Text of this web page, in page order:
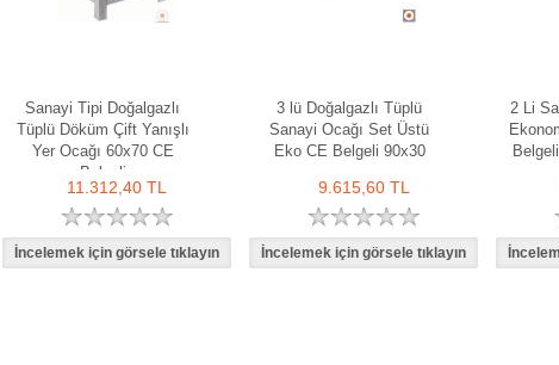
Sanayi Tipi Doğalgazlı
Tüplü Döküm Çift Yanışlı
Yer Ocağı 60x70 CE
Belgeli
11.312,40 TL
3 lü Doğalgazlı Tüplü
Sanayi Ocağı Set Üstü
Eko CE Belgeli 90x30
9.615,60 TL
2 Li